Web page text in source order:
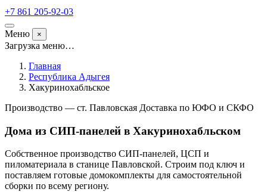
+7 861 205-92-03
Меню ×
Загрузка меню…
Главная
Республика Адыгея
Хакуринохабльское
Производство — ст. Павловская Доставка по ЮФО и СКФО
Дома из СИП-панелей в Хакуринохабльском
Собственное производство СИП-панелей, ЦСП и
пиломатериала в станице Павловской. Строим под ключ и
поставляем готовые домокомплекты для самостоятельной
сборки по всему региону.